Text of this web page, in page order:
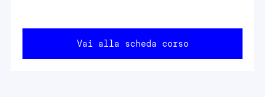
Vai alla scheda corso